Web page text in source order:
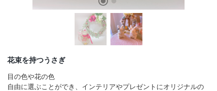
お問い合わせ
プライバシーポリシー
花束を持つうさぎ
目の色や花の色
自由に選ぶことができ、インテリアやプレゼントにオリジナルの